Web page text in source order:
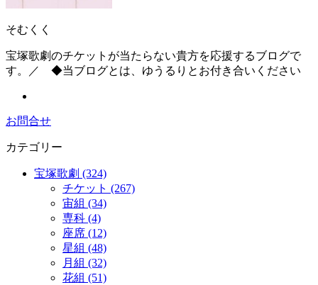
そむくく
宝塚歌劇のチケットが当たらない貴方を応援するブログで
す。／ ◆当ブログとは、ゆうるりとお付き合いください
お問合せ
カテゴリー
宝塚歌劇 (324)
チケット (267)
宙組 (34)
専科 (4)
座席 (12)
星組 (48)
月組 (32)
花組 (51)